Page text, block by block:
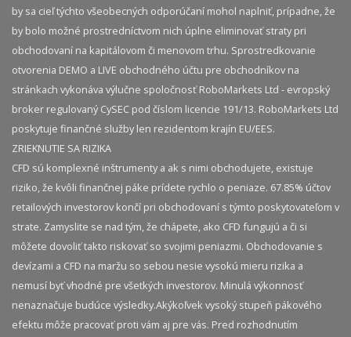
by sa cieľ týchto všeobecných odporúčaní mohol naplniť, prípadne, že
by bolo možné prostredníctvom nich úplne eliminovať straty pri
obchodovaní na kapitálovom či menovom trhu. Sprostredkovanie
otvorenia DEMO a LIVE obchodného účtu pre obchodníkov na
stránkach vykonáva výlučne spoločnosť RoboMarkets Ltd - evropský
broker regulovaný CySEC pod číslom licencie 191/13. RoboMarkets Ltd
poskytuje finančné služby len rezidentom krajín EU/EES.
ZRIEKNUTIE SA RIZIKA
CFD sú komplexné inštrumenty a ak s nimi obchodujete, existuje
riziko, že kvôli finančnej páke prídete rychlo o peniaze. 67.85% účtov
retailových investorov končí pri obchodovaní s týmto poskytovateľom v
strate. Zamyslite se nad tým, že chápete, ako CFD fungujú a či si
môžete dovoliť takto riskovať so svojimi peniazmi. Obchodovanie s
devízami a CFD na maržu so sebou nesie vysokú mieru rizika a
nemusí byť vhodné pre všetkých investorov. Minulá výkonnosť
nenaznačuje budúce výsledky.​ Akýkoľvek vysoký stupeň pákového
efektu môže pracovať proti vám aj pre vás. Pred rozhodnutím